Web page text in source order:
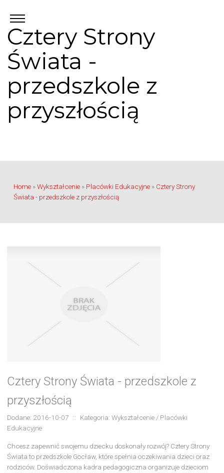
Cztery Strony
Świata -
przedszkole z
przyszłością
Home »Wykształcenie » Placówki Edukacyjne » Cztery Strony
Świata - przedszkole z przyszłością
Cztery Strony Świata - przedszkole z
przyszłością
Dodane: 2016-10-07 ::
Kategoria: Wykształcenie / Placówki
Edukacyjne
Chcesz zapewnić swojemu dziecku doskonały rozwój? Cztery Strony
Świata to przedszkole Gocław, które spełnia oczekiwania dzieci oraz
rodziców. Doświadczona kadra pedagogiczna organizuje dzieciom